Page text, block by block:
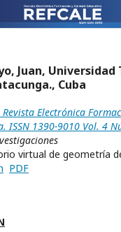
Juan, Universidad
Cuba
Revista Electrónica
ISSN 1390-9010 Vol. 4
virtual de geometría
PDF